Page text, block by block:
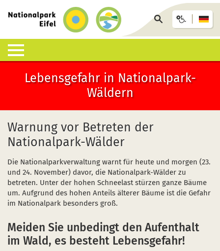
Startseite
Seite
durchsuchen
Lebensraum Nationalpark
Was ist ein Nationalpark?
Besondere Tiere und Pflanzen
Artenliste
Lebensräume
Geologie, Böden und Klima
Forschung im Nationalpark
Naturentwicklung
Absterbende Fichten machen Platz für heimische
Nationalpark erleben
Geführte Wanderungen
Auf eigene Faust
Wandervorschläge
Wildnis-Trail
Kinder, Jugendliche und Familien
Schulen und Kitas
Infohäuser & Einrichtungen
Nationalpark-Zentrum Eifel
Nationalpark-Tore
Nationalpark-Infopunkte
Wildniswerkstatt Düttling
Natur-Erlebnis-Treff (NEsT) Jugendwaldheim
Nationalpark-Schulen
Nationalpark-Kitas
Anreise & Unterkunft
Nationalpark-Gastgeber
Arrangements & Pauschalen
GästeCard
Fahrtziel Natur
Infothek
Pressemitteilungen
Sozioökonomisches Monitoring
Downloads
Motorradfahrende
Einsatz von Drohnen
Fan-Artikel zum Nationalpark
Bücher und Karten
Kurzfilme
Lebensgefahr in Nationalpark-
Wäldern
Warnung vor Betreten der
Nationalpark-Wälder
Die Nationalparkverwaltung warnt für heute und morgen (23.
und 24. November) davor, die Nationalpark-Wälder zu
betreten. Unter der hohen Schneelast stürzen ganze Bäume
um. Aufgrund des hohen Anteils älterer Bäume ist die Gefahr
im Nationalpark besonders groß.
Meiden Sie unbedingt den Aufenthalt
im Wald, es besteht Lebensgefahr!